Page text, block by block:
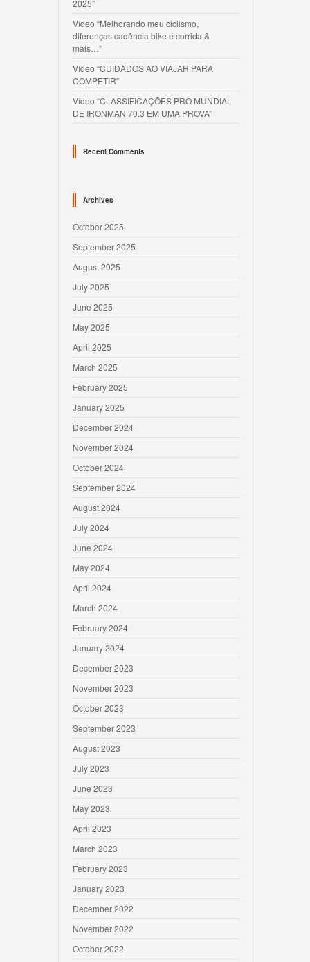
2025”
Vídeo “Melhorando meu ciclismo,
diferenças cadência bike e corrida &
mais…”
Vídeo “CUIDADOS AO VIAJAR PARA
COMPETIR”
Vídeo “CLASSIFICAÇÕES PRO MUNDIAL
DE IRONMAN 70.3 EM UMA PROVA”
Recent Comments
Archives
October 2025
September 2025
August 2025
July 2025
June 2025
May 2025
April 2025
March 2025
February 2025
January 2025
December 2024
November 2024
October 2024
September 2024
August 2024
July 2024
June 2024
May 2024
April 2024
March 2024
February 2024
January 2024
December 2023
November 2023
October 2023
September 2023
August 2023
July 2023
June 2023
May 2023
April 2023
March 2023
February 2023
January 2023
December 2022
November 2022
October 2022